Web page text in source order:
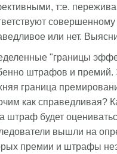
т:е.
совершенному
или нет.
"границы
штрафов и
граница
как справедливая?
штраф будет
вышли на
премии и штрафы